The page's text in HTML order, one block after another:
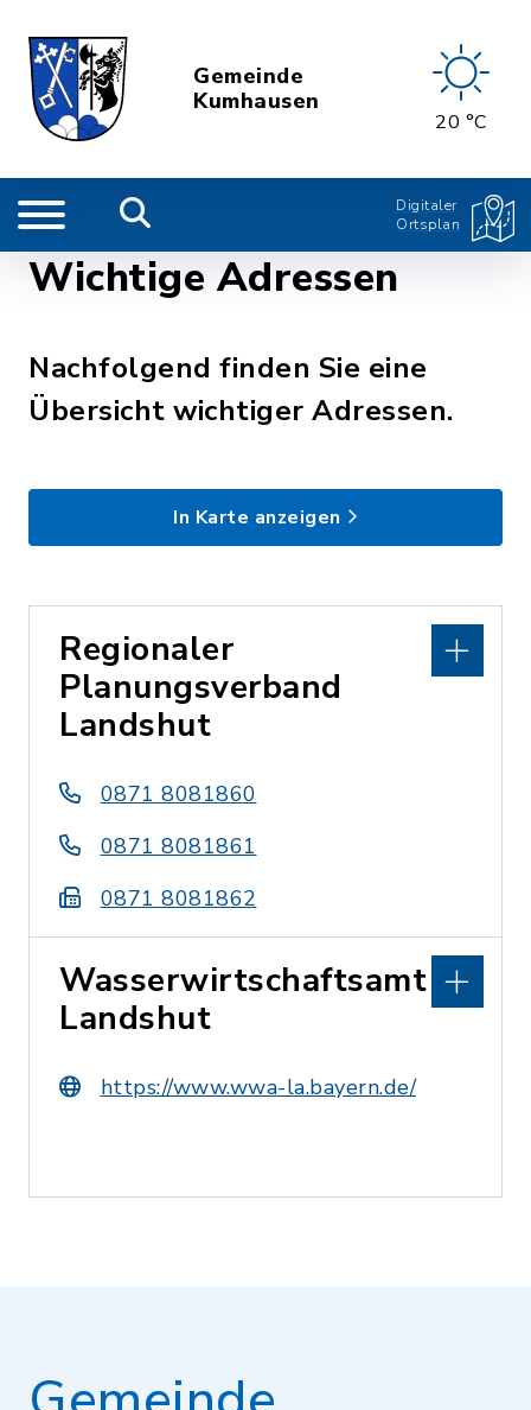
Gemeinde
Kumhausen
20 °C
Digitaler
Ortsplan
Wichtige Adressen
Nachfolgend finden Sie eine
Übersicht wichtiger Adressen.
In Karte anzeigen
Regionaler
Planungsverband
Landshut
0871 8081860
0871 8081861
0871 8081862
Wasserwirtschaftsamt
Landshut
https://www.wwa-la.bayern.de/